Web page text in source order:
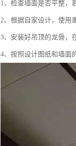
1、检查墙面是否平整，
2、根据自家设计，使用
3、安装好吊顶的龙骨，
4、按照设计图纸和墙面